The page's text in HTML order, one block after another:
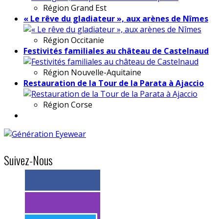
Région Grand Est
« Le rêve du gladiateur », aux arènes de Nîmes
Région Occitanie
Festivités familiales au château de Castelnaud
Région Nouvelle-Aquitaine
Restauration de la Tour de la Parata à Ajaccio
Région Corse
Suivez-Nous
> 11k abonnés
> 11k abonnés